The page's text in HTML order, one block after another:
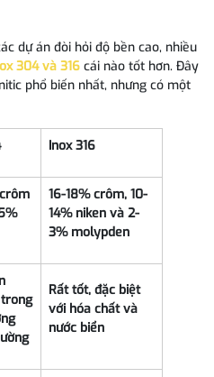
dự án đòi hỏi độ bền cao, nhiều
304 và 316 cái nào tốt hơn. Đây
phổ biến nhất, nhưng có một
Inox 316
16-18% crôm, 10-
14% niken và 2-
3% molypden
Rất tốt, đặc biệt
với hóa chất và
nước biển